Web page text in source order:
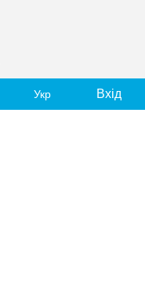
Укр Вхід